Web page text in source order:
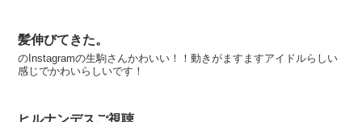
髪伸びてきた。
のInstagramの生駒さんかわいい！！動きがますますアイドルらしい
感じでかわいらしいです！